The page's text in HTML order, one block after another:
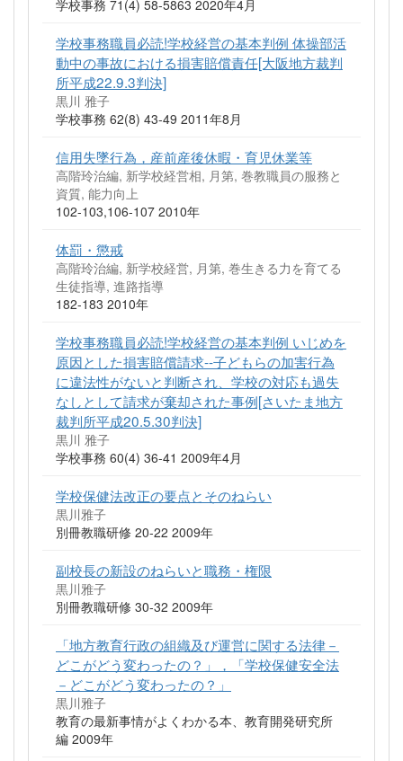
学校事務 71(4) 58-5863 2020年4月
学校事務職員必読!学校経営の基本判例 体操部活
動中の事故における損害賠償責任[大阪地方裁判
所平成22.9.3判決]
黒川 雅子
学校事務 62(8) 43-49 2011年8月
信用失墜行為，産前産後休暇・育児休業等
高階玲治編, 新学校経営相, 月第, 巻教職員の服務と
資質, 能力向上
102-103,106-107 2010年
体罰・懲戒
高階玲治編, 新学校経営, 月第, 巻生きる力を育てる
生徒指導, 進路指導
182-183 2010年
学校事務職員必読!学校経営の基本判例 いじめを
原因とした損害賠償請求--子どもらの加害行為
に違法性がないと判断され、学校の対応も過失
なしとして請求が棄却された事例[さいたま地方
裁判所平成20.5.30判決]
黒川 雅子
学校事務 60(4) 36-41 2009年4月
学校保健法改正の要点とそのねらい
黒川雅子
別冊教職研修 20-22 2009年
副校長の新設のねらいと職務・権限
黒川雅子
別冊教職研修 30-32 2009年
「地方教育行政の組織及び運営に関する法律－
どこがどう変わったの？」，「学校保健安全法
－どこがどう変わったの？」
黒川雅子
教育の最新事情がよくわかる本、教育開発研究所
編 2009年